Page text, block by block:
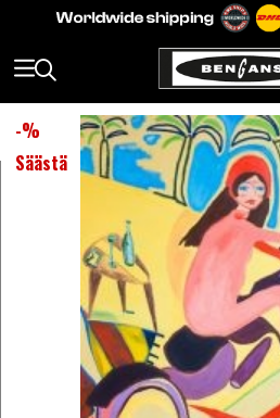
-%
Säästä